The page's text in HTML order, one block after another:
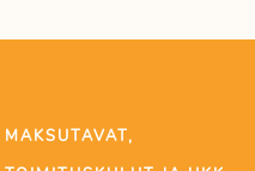
MAKSUTAVAT,